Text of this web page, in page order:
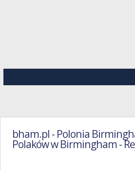
bham.pl - Polonia
Polaków w Birmingham -